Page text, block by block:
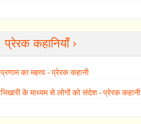
प्रेरक कहानियाँ ›
प्रणाम का महत्व - प्रेरक कहानी
भिखारी के माध्यम से लोगों को संदेश - प्रेरक कहानी